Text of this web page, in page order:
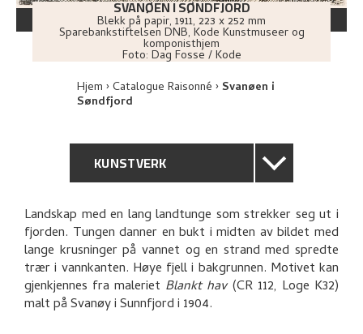
SVANØEN I SØNDFJORD
Blekk på papir, 1911, 223 x 252 mm
Sparebankstiftelsen DNB, Kode Kunstmuseer og
komponisthjem
Foto: Dag Fosse / Kode
Hjem Catalogue Raisonné Svanøen i
Søndfjord
KUNSTVERK
GENERELL BESKRIVELSE
TEKNISK INFORMASJON
PROVENIENS
Landskap med en lang landtunge som strekker seg ut i
fjorden. Tungen danner en bukt i midten av bildet med
lange krusninger på vannet og en strand med spredte
trær i vannkanten. Høye fjell i bakgrunnen. Motivet kan
gjenkjennes fra maleriet Blankt hav(CR 112, Loge K32)
malt på Svanøy i Sunnfjord i 1904.